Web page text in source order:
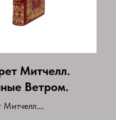
Митчелл.
Ветром.